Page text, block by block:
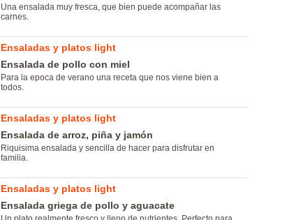
Una ensalada muy fresca, que bien puede acompañar las
carnes.
Ensaladas y platos light
Ensalada de pollo con miel
Para la epoca de verano una receta que nos viene bien a
todos.
Ensaladas y platos light
Ensalada de arroz, piña y jamón
Riquisima ensalada y sencilla de hacer para disfrutar en
familia.
Ensaladas y platos light
Ensalada griega de pollo y aguacate